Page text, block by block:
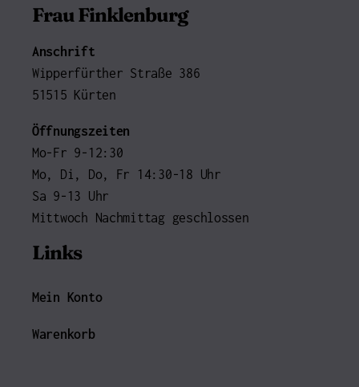
Frau Finklenburg
Anschrift
Wipperfürther Straße 386
51515 Kürten
Öffnungszeiten
Mo-Fr 9-12:30
Mo, Di, Do, Fr 14:30-18 Uhr
Sa 9-13 Uhr
Mittwoch Nachmittag geschlossen
Links
Mein Konto
Warenkorb